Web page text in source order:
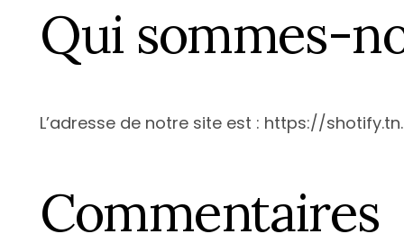
Qui sommes-
L’adresse de notre site est : https://shotify.tn.
Commentaires